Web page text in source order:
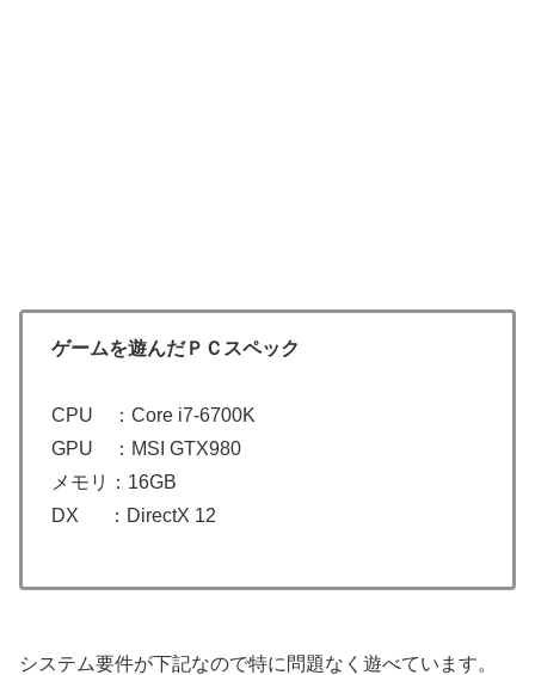
ゲームを遊んだＰＣスペック
CPU ：Core i7-6700K
GPU ：MSI GTX980
メモリ：16GB
DX ：DirectX 12
システム要件が下記なので特に問題なく遊べています。